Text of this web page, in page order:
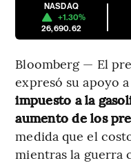
NASDAQ
+1.30%
26,690.62
Bloomberg — El
expresó su apoyo a
impuesto a la
aumento de los
medida que el
mientras la guerra